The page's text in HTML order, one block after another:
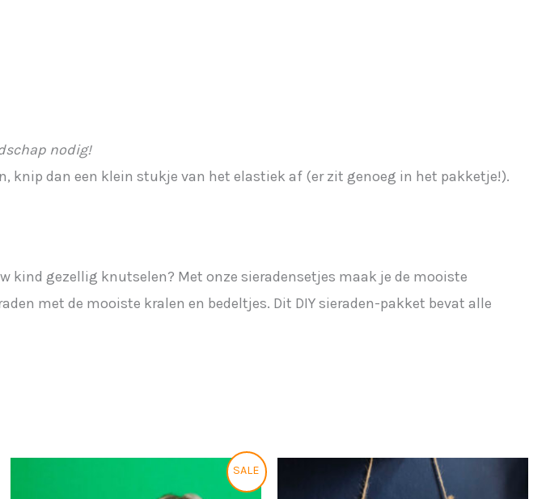
nodig!
knip dan een klein stukje van het elastiek af (er zit genoeg in het pakketje!).
kind gezellig knutselen? Met onze sieradensetjes maak je de mooiste
met de mooiste kralen en bedeltjes. Dit DIY sieraden-pakket bevat alle
SALE
Prijsklasse: